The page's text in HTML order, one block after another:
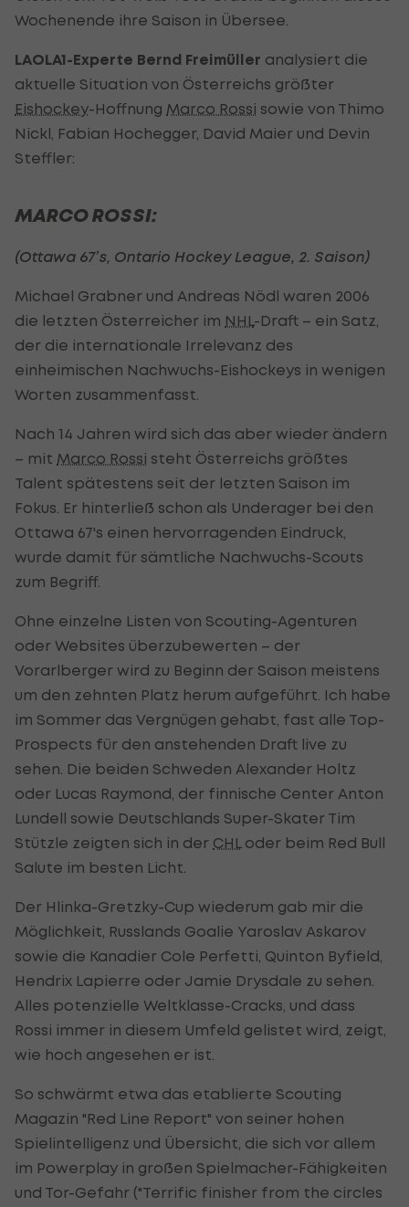
Wochenende ihre Saison in Übersee.
LAOLA1-Experte Bernd Freimüller analysiert die
aktuelle Situation von Österreichs größter
Eishockey-Hoffnung Marco Rossi sowie von Thimo
Nickl, Fabian Hochegger, David Maier und Devin
Steffler:
MARCO ROSSI:
(Ottawa 67’s, Ontario Hockey League, 2. Saison)
Michael Grabner und Andreas Nödl waren 2006
die letzten Österreicher im NHL -Draft – ein Satz,
der die internationale Irrelevanz des
einheimischen Nachwuchs-Eishockeys in wenigen
Worten zusammenfasst.
Nach 14 Jahren wird sich das aber wieder ändern
– mit Marco Rossi steht Österreichs größtes
Talent spätestens seit der letzten Saison im
Fokus. Er hinterließ schon als Underager bei den
Ottawa 67's einen hervorragenden Eindruck,
wurde damit für sämtliche Nachwuchs-Scouts
zum Begriff.
Ohne einzelne Listen von Scouting-Agenturen
oder Websites überzubewerten – der
Vorarlberger wird zu Beginn der Saison meistens
um den zehnten Platz herum aufgeführt. Ich habe
im Sommer das Vergnügen gehabt, fast alle Top-
Prospects für den anstehenden Draft live zu
sehen. Die beiden Schweden Alexander Holtz
oder Lucas Raymond, der finnische Center Anton
Lundell sowie Deutschlands Super-Skater Tim
Stützle zeigten sich in der CHL oder beim Red Bull
Salute im besten Licht.
Der Hlinka-Gretzky-Cup wiederum gab mir die
Möglichkeit, Russlands Goalie Yaroslav Askarov
sowie die Kanadier Cole Perfetti, Quinton Byfield,
Hendrix Lapierre oder Jamie Drysdale zu sehen.
Alles potenzielle Weltklasse-Cracks, und dass
Rossi immer in diesem Umfeld gelistet wird, zeigt,
wie hoch angesehen er ist.
So schwärmt etwa das etablierte Scouting
Magazin "Red Line Report" von seiner hohen
Spielintelligenz und Übersicht, die sich vor allem
im Powerplay in großen Spielmacher-Fähigkeiten
und Tor-Gefahr ("Terrific finisher from the circles